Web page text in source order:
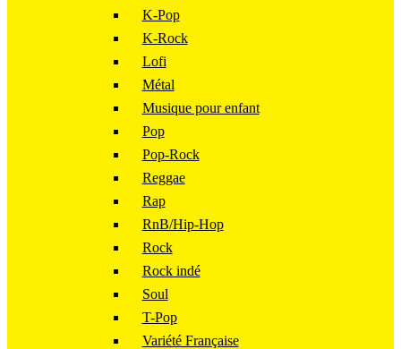
K-Pop
K-Rock
Lofi
Métal
Musique pour enfant
Pop
Pop-Rock
Reggae
Rap
RnB/Hip-Hop
Rock
Rock indé
Soul
T-Pop
Variété Française